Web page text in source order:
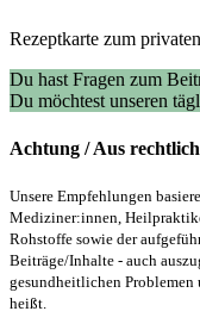
Rezeptkarte zum
Du hast Fragen zum
Du möchtest unseren
Achtung / Aus
Unsere Empfehlungen
Mediziner:innen,
Rohstoffe sowie der
Beiträge/Inhalte - auch
gesundheitlichen Problemen
heißt.